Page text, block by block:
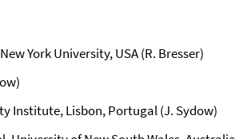
York University, USA (R. Bresser)
Institute, Lisbon, Portugal (J. Sydow)